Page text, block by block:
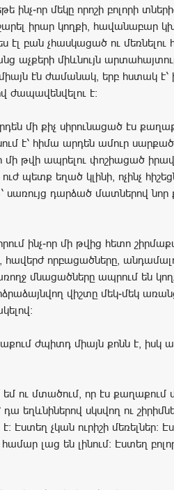
ինչ-որ մեկը որոշի բոլորի
իրար կողքի, հավանաբար
էլ բան չհասկացած ու
աչքերի միևնույն
էն ժամանակ, երբ հստակ է՝
ժապավենվելու է։
մի քիչ սիրունացած էս
է՝ հիմա արդեն ամուր սարքած
մի թվի ապրելու փոշիացած
պետք եղած կլինի, ոչինչ
սառույց դարձած մատներով նոր
ինչ-որ մի թվից հետո
հավերժ որբացածները,
մնացածները ապրում են
վիշտը մեկ-մեկ
ժպիտդ միայն քոնն է, իսկ
եմ ու մտածում, որ էս քաղաքում
դա եղևնիներով սկսվող ու
Էստեղ չկան ուրիշի մեռելներ։
համար լաց են լինում։ Էստեղ